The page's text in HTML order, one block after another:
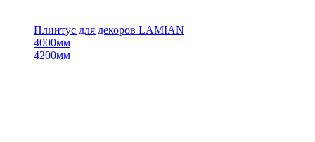
Плинтус для декоров LAMIAN
4000мм
4200мм